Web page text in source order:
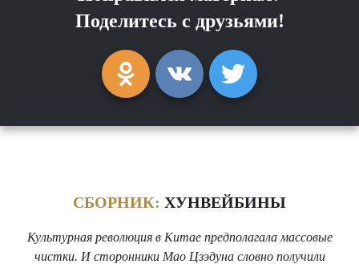
Поделитесь с друзьями!
СБОРНИК: ХУНВЕЙБИНЫ
Культурная революция в Китае предполагала массовые
чистки. И сторонники Мао Цзэдуна словно получили